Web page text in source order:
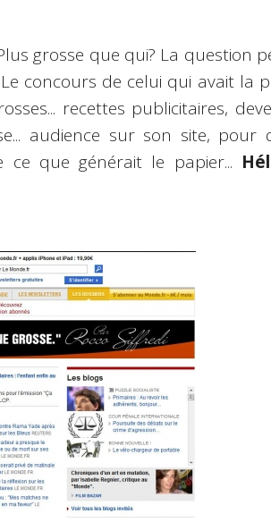
grosse que qui? La question
concours de celui qui avait la
recettes publicitaires,
audience sur son site, pour
ce que générait le papier...